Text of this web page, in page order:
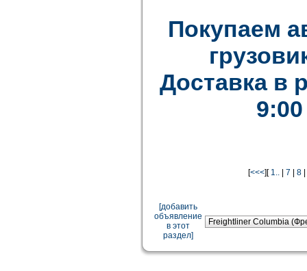
Покупаем
Доставка в
[<<<][ 1..| 7 8|
[добавить
объявление
в этот
раздел]